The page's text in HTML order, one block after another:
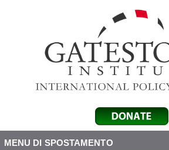
MENU DI SPOSTAMENTO